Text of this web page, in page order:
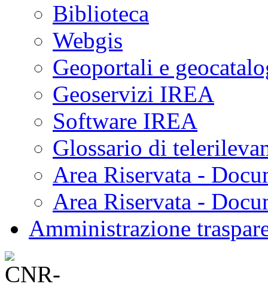
Biblioteca
Webgis
Geoportali e
Geoservizi IREA
Software IREA
Glossario di
Area Riservata -
Area Riservata -
Amministrazione